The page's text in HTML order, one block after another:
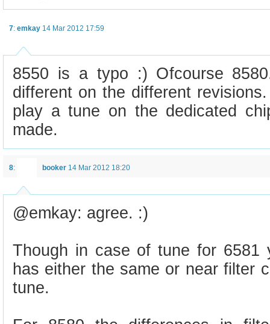
7: emkay 14 Mar 2012 17:59
8550 is a typo :) Ofcourse
different on the different
play a tune on the dedicated
made.
8: booker 14 Mar 2012 18:20
@emkay: agree. :)
Though in case of tune for 6581
has either the same or near filter
tune.